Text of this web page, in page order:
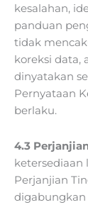
kesalahan,
panduan
tidak
koreksi data,
dinyatakan
Pernyataan
berlaku.
4.3
ketersediaan
Perjanjian
digabungkan